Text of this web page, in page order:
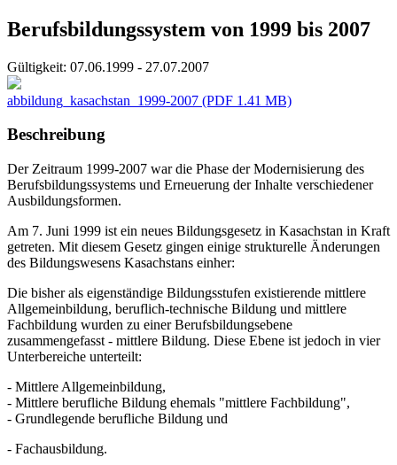
Berufsbildungssystem von 1999 bis 2007
Gültigkeit: 07.06.1999 - 27.07.2007
abbildung_kasachstan_1999-2007 (PDF 1.41 MB)
Beschreibung
Der Zeitraum 1999-2007 war die Phase der Modernisierung des
Berufsbildungssystems und Erneuerung der Inhalte verschiedener
Ausbildungsformen.
Am 7. Juni 1999 ist ein neues Bildungsgesetz in Kasachstan in Kraft
getreten. Mit diesem Gesetz gingen einige strukturelle Änderungen
des Bildungswesens Kasachstans einher:
Die bisher als eigenständige Bildungsstufen existierende mittlere
Allgemeinbildung, beruflich-technische Bildung und mittlere
Fachbildung wurden zu einer Berufsbildungsebene
zusammengefasst - mittlere Bildung. Diese Ebene ist jedoch in vier
Unterbereiche unterteilt:
- Mittlere Allgemeinbildung,
- Mittlere berufliche Bildung ehemals "mittlere Fachbildung",
- Grundlegende berufliche Bildung und
- Fachausbildung.